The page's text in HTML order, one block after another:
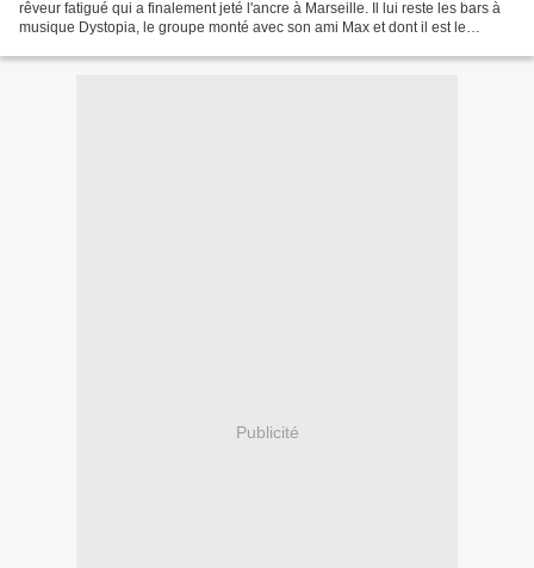
rêveur fatigué qui a finalement jeté l'ancre à Marseille. Il lui reste les bars à
musique Dystopia, le groupe monté avec son ami Max et dont il est le
Publicité